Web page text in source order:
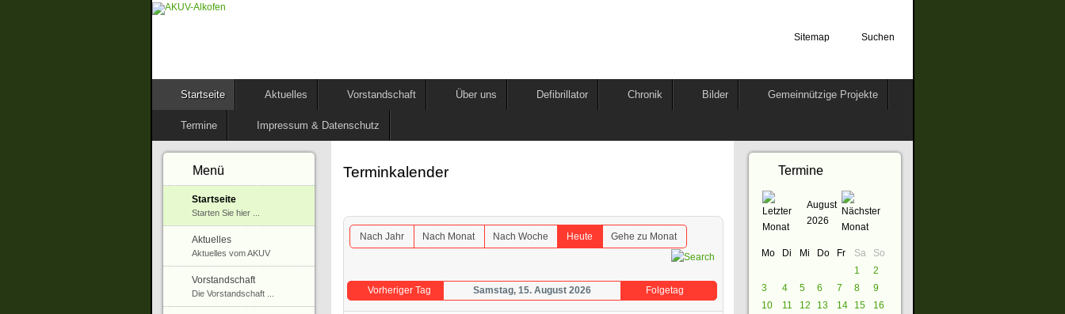
Sitemap Suchen
Startseite Aktuelles Vorstandschaft Über uns Defibrillator Chronik Bilder Gemeinnützige Projekte
Termine Impressum & Datenschutz
Terminkalender
Nach Jahr Nach Monat Nach Woche Heute Gehe zu Monat
Vorheriger Tag Samstag, 15. August 2026 Folgetag
Menü
Startseite
Starten Sie hier ...
Aktuelles
Aktuelles vom AKUV
Vorstandschaft
Die Vorstandschaft ...
Termine
August
2026
Mo Di Mi Do Fr Sa
So
1
2
3
4 5 6 7 8
9
10
11 12 13 14 15
16